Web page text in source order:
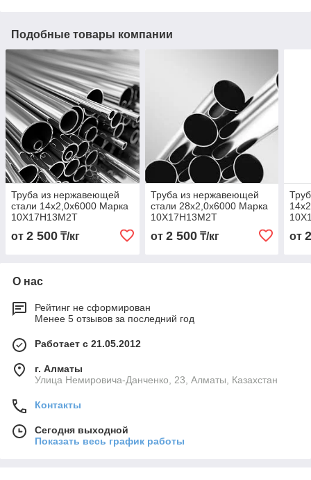
Подобные товары компании
Труба из нержавеющей
стали 14х2,0х6000 Марка
10Х17Н13М2Т
от 2 500 ₸/кг
Труба из нержавеющей
стали 28х2,0х6000 Марка
10Х17Н13М2Т
от 2 500₸/кг от
О нас
Рейтинг не сформирован
Менее 5 отзывов за последний год
Работает с 21.05.2012
г. Алматы
Улица Немировича-Данченко, 23, Алматы, Казахстан
Контакты
Сегодня выходной
Показать весь график работы